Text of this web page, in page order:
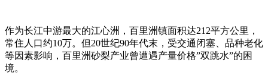
作为长江中游最大的江心洲，百里洲镇面积达212平方公里，
常住人口约10万。但20世纪90年代末，受交通闭塞、品种老化
等因素影响，百里洲砂梨产业曾遭遇产量价格”双跳水”的困
境。